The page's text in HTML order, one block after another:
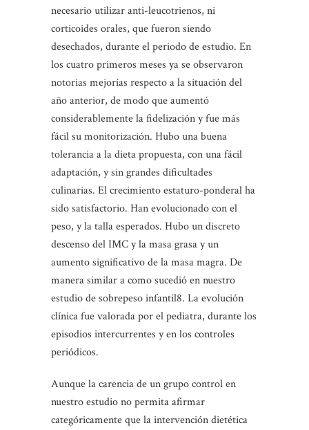
necesario utilizar anti-leucotrienos, ni
corticoides orales, que fueron siendo
desechados, durante el periodo de estudio. En
los cuatro primeros meses ya se observaron
notorias mejorías respecto a la situación del
año anterior, de modo que aumentó
considerablemente la fidelización y fue más
fácil su monitorización. Hubo una buena
tolerancia a la dieta propuesta, con una fácil
adaptación, y sin grandes dificultades
culinarias. El crecimiento estaturo-ponderal ha
sido satisfactorio. Han evolucionado con el
peso, y la talla esperados. Hubo un discreto
descenso del IMC y la masa grasa y un
aumento significativo de la masa magra. De
manera similar a como sucedió en nuestro
estudio de sobrepeso infantil8. La evolución
clínica fue valorada por el pediatra, durante los
episodios intercurrentes y en los controles
periódicos.
Aunque la carencia de un grupo control en
nuestro estudio no permita afirmar
categóricamente que la intervención dietética